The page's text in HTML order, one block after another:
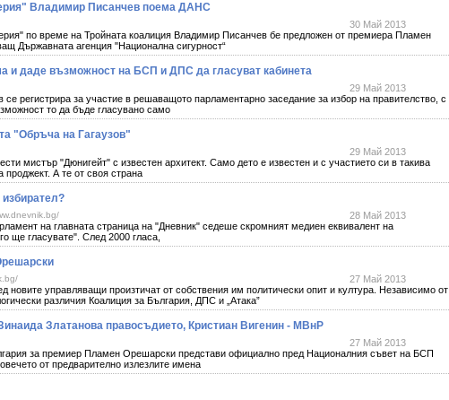
Владимир Писанчев поема ДАНС
30 Май 2013
по време на Тройната коалиция Владимир Писанчев бе предложен от премиера Пламен
Държавната агенция "Национална сигурност“
и даде възможност на БСП и ДПС да гласуват кабинета
29 Май 2013
регистрира за участие в решаващото парламентарно заседание за избор на правителство, с
то да бъде гласувано само
"Обръча на Гагаузов"
29 Май 2013
мистър "Дюнигейт" с известен архитект. Само дето е известен и с участието си в такива
проджект. А те от своя страна
28 Май 2013
на главната страница на "Дневник" седеше скромният медиен еквивалент на
ще гласувате". След 2000 гласа,
27 Май 2013
новите управляващи произтичат от собствения им политически опит и култура. Независимо от
различия Коалиция за България, ДПС и „Атака”
Златанова правосъдието, Кристиан Вигенин - МВнР
27 Май 2013
за премиер Пламен Орешарски представи официално пред Националния съвет на БСП
от предварително излезлите имена